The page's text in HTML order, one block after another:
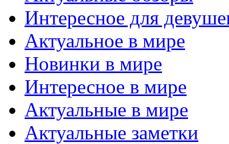
Интересное для
Актуальное в мире
Новинки в мире
Интересное в мире
Актуальные в мире
Актуальные заметки